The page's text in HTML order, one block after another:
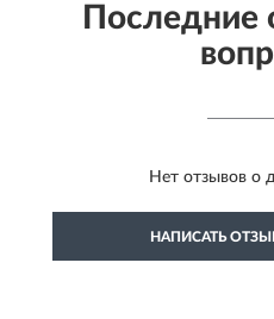
Последние
Нет отзывов о
НАПИСАТЬ